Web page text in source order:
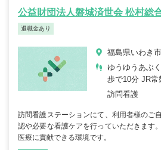
公益財団法人磐城済世会 松村総
退職金あり
福島県いわき
ゆうゆうあぶ
歩で10分 JR常
訪問看護
訪問看護ステーションにて、利用者様のご
認や必要な看護ケアを行っていただきます
医療に貢献できる環境です。